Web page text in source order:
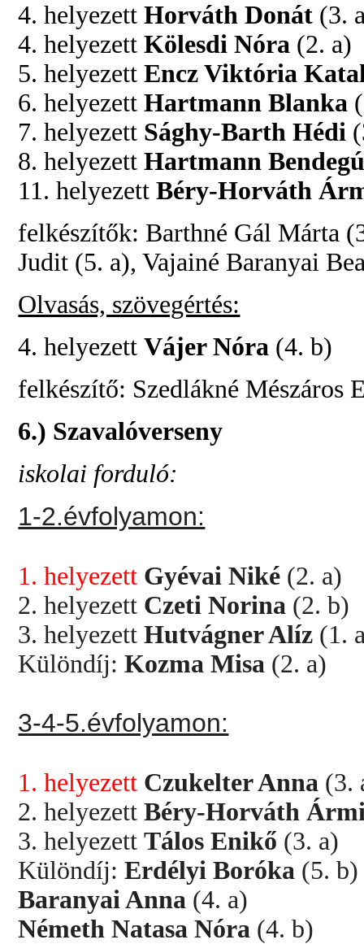
4. helyezettHorváth Donát (3.
4. helyezettKölesdi Nóra (2. a)
5. helyezettEncz Viktória
6. helyezettHartmann Blanka
7. helyezett Sághy-Barth Hédi
8. helyezettHartmann
11. helyezettBéry-Horváth
felkészítők: Barthné Gál Márta
Judit (5. a), Vajainé Baranyai
Olvasás, szövegértés:
4. helyezettVájer Nóra (4. b)
felkészítő: Szedlákné Mészáros
6.) Szavalóverseny
iskolai forduló:
1-2.évfolyamon:
1. helyezett Gyévai Niké (2. a)
2. helyezett Czeti Norina (2. b)
3. helyezettHutvágner Alíz (1.
Különdíj:Kozma Misa (2. a)
3-4-5.évfolyamon:
1. helyezett Czukelter Anna (3.
2. helyezettBéry-Horváth
3. helyezettTálos Enikő (3. a)
Különdíj:Erdélyi Boróka (5. b)
Baranyai Anna (4. a)
Németh Natasa Nóra (4. b)